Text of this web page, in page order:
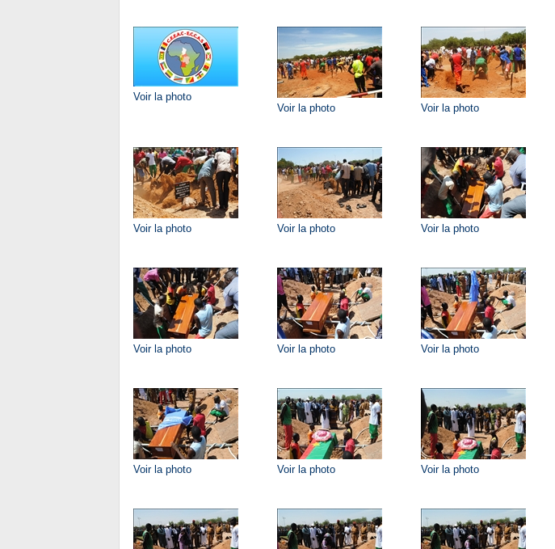
Voir la photo
Voir la photo
Voir la photo
Voir la photo Voir la photo Voir la photo
Voir la photo Voir la photo Voir la photo
Voir la photo Voir la photo Voir la photo